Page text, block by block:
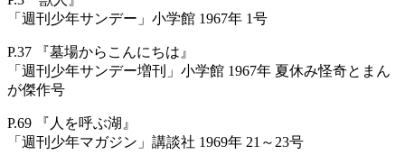
「週刊少年サンデー」小学館 1967年 1号
P.37 『墓場からこんにちは』
「週刊少年サンデー増刊」小学館 1967年 夏休み怪奇とまん
が傑作号
P.69 『人を呼ぶ湖』
「週刊少年マガジン」講談社 1969年 21～23号